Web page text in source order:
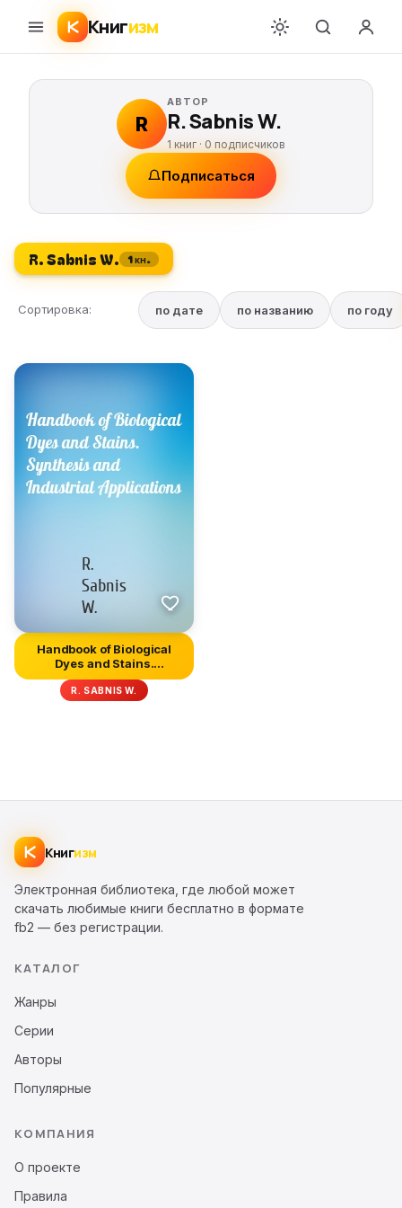
Книгизм
R
АВТОР
R. Sabnis W.
1 книг · 0 подписчиков
Подписаться
R. Sabnis W. 1 кн.
Сортировка: по дате по названию по году
Handbook of Biological
Dyes and Stains.
Synthesis...
R. SABNIS W.
Книгизм
Электронная библиотека, где любой может
скачать любимые книги бесплатно в формате
fb2 — без регистрации.
КАТАЛОГ
Жанры
Серии
Авторы
Популярные
КОМПАНИЯ
О проекте
Правила